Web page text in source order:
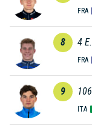
FRA
8 4 E.
FRA
9 106
ITA